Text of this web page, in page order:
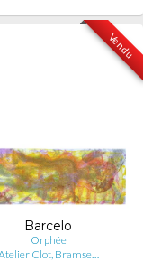
Vendu
Barcelo
Orphée
Clot, Bramse…